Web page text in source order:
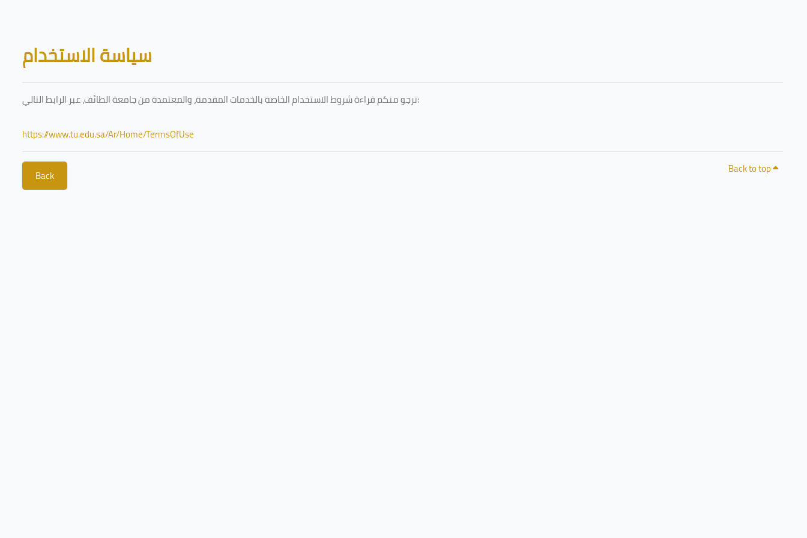
Blocks
سياسة الاستخدام
نرجو منكم قراءة شروط الاستخدام الخاصة بالخدمات المقدمة، والمعتمدة من جامعة الطائف، عبر الرابط التالي:
https://www.tu.edu.sa/Ar/Home/TermsOfUse
Back Back to top